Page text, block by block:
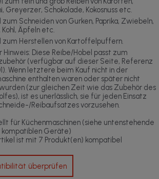
Greyerzer, Schokolade, Kokosnuss etc.
zum Schneiden von Gurken, Paprika, Zwiebeln,
Kohl, Äpfeln etc.
zum Herstellen von Kartoffelpuffern.
Hinweis: Diese Reibe/Hobel passt zum
(verfügbar auf dieser Seite, Referenz
Wenn letztere beim Kauf nicht in der
enthalten waren oder später nicht
(zur gleichen Zeit wie das Zubehör des
ist es unerlässlich, sie für jeden Einsatz
Reibaufsatzes vorzusehen.
für Küchenmaschinen (siehe untenstehende
kompatiblen Geräte)
ist mit 7 Produkt(en) kompatibel
überprüfen